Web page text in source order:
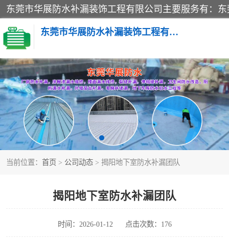
东莞市华展防水补漏装饰工程有限公司
当前位置： 首页 > 公司动态 > 揭阳地下室防水补漏团队
揭阳地下室防水补漏团队
时间：2026-01-12 点击次数：176
楼面防水补漏
阳台卫生间防水补漏
金属房搭建及补漏